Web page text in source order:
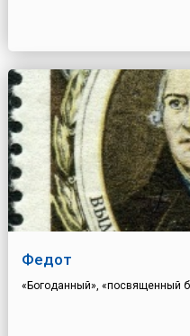
Федот
«Богоданный», «посвященный